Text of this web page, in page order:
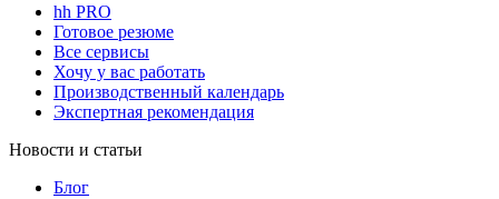
hh PRO
Готовое резюме
Все сервисы
Хочу у вас работать
Производственный календарь
Экспертная рекомендация
Новости и статьи
Блог